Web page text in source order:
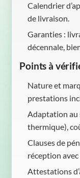
Calendrier
de livraison.
Garanties :
décennale,
Points à
Nature et
prestations
Adaptation au
thermique),
Clauses de
réception avec
Attestations